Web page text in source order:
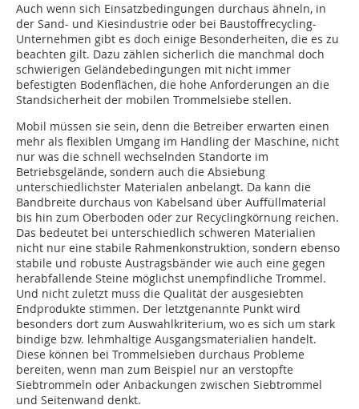
Auch wenn sich Einsatzbedingungen durchaus ähneln, in
der Sand- und Kiesindustrie oder bei Baustoffrecycling-
Unternehmen gibt es doch einige Besonderheiten, die es zu
beachten gilt. Dazu zählen sicherlich die manchmal doch
schwierigen Geländebedingungen mit nicht immer
befestigten Bodenflächen, die hohe Anforderungen an die
Standsicherheit der mobilen Trommelsiebe stellen.
Mobil müssen sie sein, denn die Betreiber erwarten einen
mehr als flexiblen Umgang im Handling der Maschine, nicht
nur was die schnell wechselnden Standorte im
Betriebsgelände, sondern auch die Absiebung
unterschiedlichster Materialen anbelangt. Da kann die
Bandbreite durchaus von Kabelsand über Auffüllmaterial
bis hin zum Oberboden oder zur Recyclingkörnung reichen.
Das bedeutet bei unterschiedlich schweren Materialien
nicht nur eine stabile Rahmenkonstruktion, sondern ebenso
stabile und robuste Austragsbänder wie auch eine gegen
herabfallende Steine möglichst unempfindliche Trommel.
Und nicht zuletzt muss die Qualität der ausgesiebten
Endprodukte stimmen. Der letztgenannte Punkt wird
besonders dort zum Auswahlkriterium, wo es sich um stark
bindige bzw. lehmhaltige Ausgangsmaterialien handelt.
Diese können bei Trommelsieben durchaus Probleme
bereiten, wenn man zum Beispiel nur an verstopfte
Siebtrommeln oder Anbackungen zwischen Siebtrommel
und Seitenwand denkt.